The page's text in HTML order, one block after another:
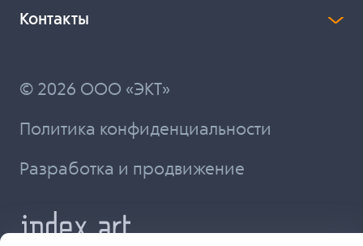
Контакты
© 2026 ООО «ЭКТ»
Политика конфиденциальности
Разработка и продвижение